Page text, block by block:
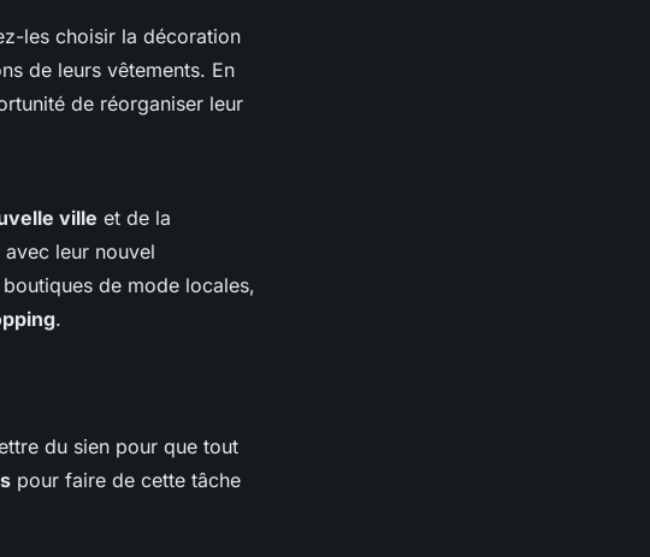
les choisir la décoration
de leurs vêtements. En
de réorganiser leur
ville et de la
leur nouvel
de mode locales,
.
du sien pour que tout
pour faire de cette tâche